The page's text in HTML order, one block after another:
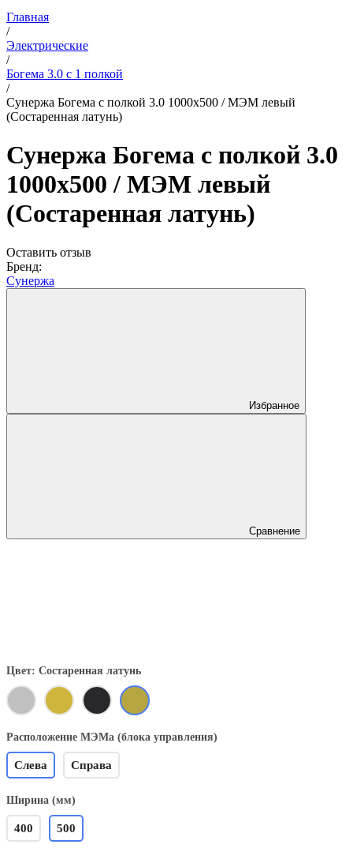
Главная
/
Электрические
/
Богема 3.0 с 1 полкой
/
Сунержа Богема с полкой 3.0 1000х500 / МЭМ левый
(Состаренная латунь)
Сунержа Богема с полкой 3.0
1000х500 / МЭМ левый
(Состаренная латунь)
Оставить отзыв
Бренд:
Сунержа
Избранное
Сравнение
Цвет: Состаренная латунь
Расположение МЭМа (блока управления)
Слева Справа
Ширина (мм)
400 500